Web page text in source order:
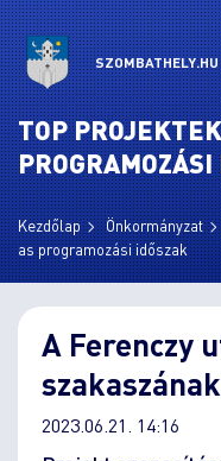
SZOMBATHELY.HU
TOP
Kezdőlap Önkormányzat
as programozási időszak
A Ferenczy
2023.06.21. 14:16